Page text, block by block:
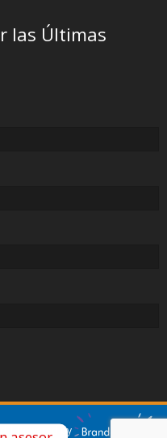
las Últimas
| Powered by